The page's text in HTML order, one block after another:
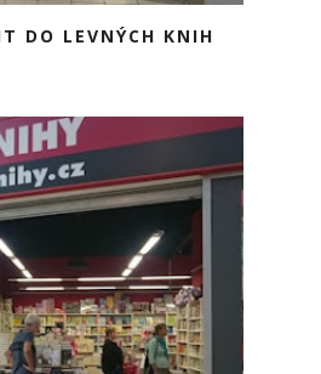
DO LEVNÝCH KNIH